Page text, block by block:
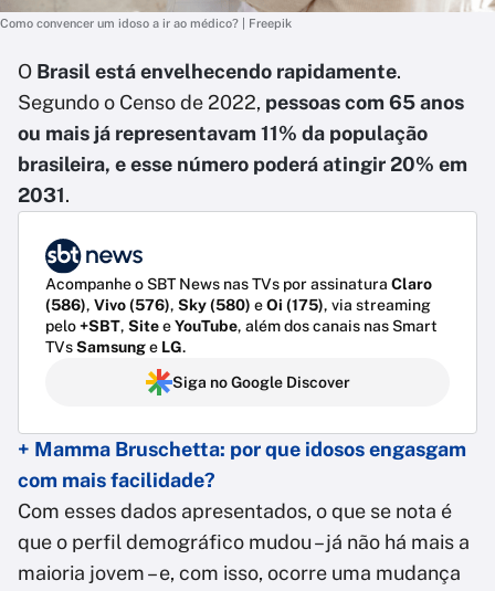
Como convencer um idoso a ir ao médico? | Freepik
O Brasil está envelhecendo rapidamente.
Segundo o Censo de 2022, pessoas com 65 anos
ou mais já representavam 11% da população
brasileira, e esse número poderá atingir 20% em
2031.
Acompanhe o SBT News nas TVs por assinatura Claro
(586), Vivo (576), Sky (580) eOi (175), via streaming
pelo+SBT, SiteeYouTube, além dos canais nas Smart
TVsSamsunge LG.
Siga no Google Discover
+ Mamma Bruschetta: por que idosos engasgam
com mais facilidade?
Com esses dados apresentados, o que se nota é
que o perfil demográfico mudou – já não há mais a
maioria jovem – e, com isso, ocorre uma mudança